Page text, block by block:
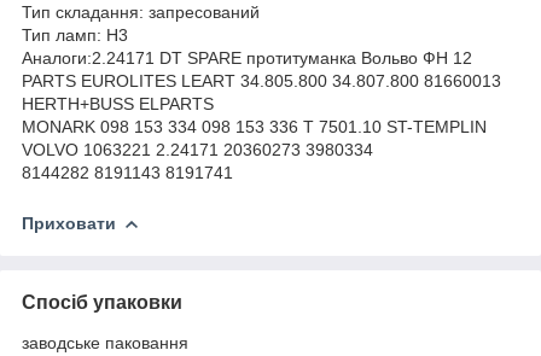
Тип складання: запресований
Тип ламп: H3
Аналоги:2.24171 DT SPARE протитуманка Вольво ФН 12
PARTS EUROLITES LEART 34.805.800 34.807.800 81660013
HERTH+BUSS ELPARTS
MONARK 098 153 334 098 153 336 T 7501.10 ST-TEMPLIN
VOLVO 1063221 2.24171 20360273 3980334
8144282 8191143 8191741
Приховати
Спосіб упаковки
заводське паковання